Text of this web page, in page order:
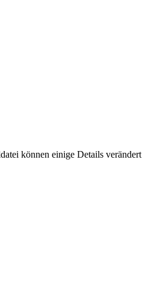
können einige Details verändert